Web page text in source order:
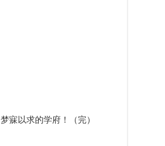
寐以求的学府！（完）